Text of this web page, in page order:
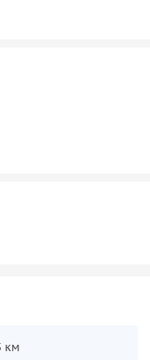
на рубеже
немецкой диаспоры
и Альберсе. Увидим
км